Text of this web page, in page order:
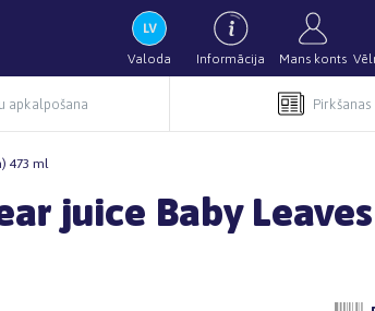
Valoda Informācija Mans konts
apkalpošana
473 ml
juice Baby